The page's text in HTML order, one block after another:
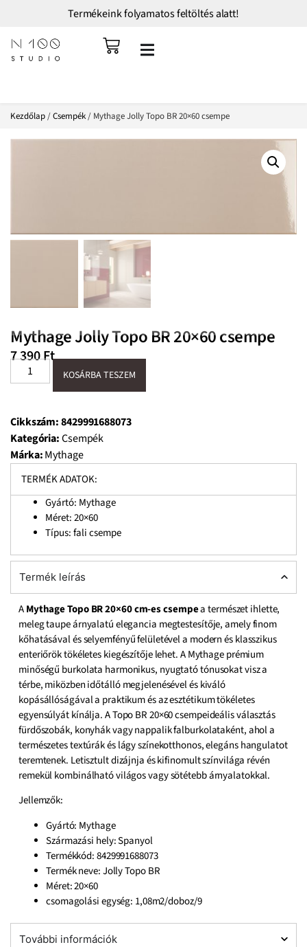
Termékeink folyamatos feltöltés alatt!
Kezdőlap/Csempék/ Mythage Jolly Topo BR 20×60 csempe
Mythage Jolly Topo BR 20×60 csempe
7 390Ft
KOSÁRBA TESZEM
Cikkszám:8429991688073
Kategória:Csempék
Márka:Mythage
TERMÉK ADATOK:
Gyártó: Mythage
Méret: 20×60
Típus: fali csempe
Termék leírás
AMythage Topo BR 20×60 cm-es csempea természet ihlette,
meleg taupe árnyalatú elegancia megtestesítője, amely finom
kőhatásával és selyemfényű felületével a modern és klasszikus
enteriőrök tökéletes kiegészítője lehet. A Mythage prémium
minőségű burkolata harmonikus, nyugtató tónusokat visz a
térbe, miközben időtálló megjelenésével és kiváló
kopásállóságával a praktikum és az esztétikum tökéletes
egyensúlyát kínálja. A Topo BR 20×60 csempeideális választás
fürdőszobák, konyhák vagy nappalik falburkolataként, ahol a
természetes textúrák és lágy színekotthonos, elegáns hangulatot
teremtenek. Letisztult dizájnja és kifinomult színvilága révén
remekül kombinálható világos vagy sötétebb árnyalatokkal.
Jellemzők:
Gyártó: Mythage
Származási hely: Spanyol
Termékkód: 8429991688073
Termék neve: Jolly Topo BR
Méret: 20×60
csomagolási egység: 1,08m2/doboz/9
További információk